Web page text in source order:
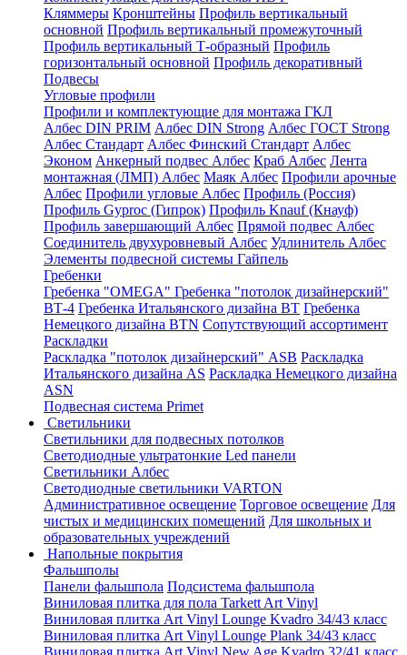
Кляммеры Кронштейны Профиль вертикальный
основной Профиль вертикальный промежуточный
Профиль вертикальный Т-образный Профиль
горизонтальный основной Профиль декоративный
Подвесы
Угловые профили
Профили и комплектующие для монтажа ГКЛ
Албес DIN PRIM Албес DIN Strong Албес ГОСТ Strong
Албес Стандарт Албес Финский Стандарт Албес
Эконом Анкерный подвес Албес Краб Албес Лента
монтажная (ЛМП) Албес Маяк Албес Профили арочные
Албес Профили угловые Албес Профиль (Россия)
Профиль Gyproc (Гипрок) Профиль Knauf (Кнауф)
Профиль завершающий Албес Прямой подвес Албес
Соединитель двухуровневый Албес Удлинитель Албес
Элементы подвесной системы Гайпель
Гребенки
Гребенка "OMEGA" Гребенка "потолок дизайнерский"
ВТ-4 Гребенка Итальянского дизайна BT Гребенка
Немецкого дизайна ВТN Сопутствующий ассортимент
Раскладки
Раскладка "потолок дизайнерский" ASB Раскладка
Итальянского дизайна AS Раскладка Немецкого дизайна
АSN
Подвесная система Primet
Светильники
Светильники для подвесных потолков
Светодиодные ультратонкие Led панели
Светильники Албес
Светодиодные светильники VARTON
Административное освещение Торговое освещение Для
чистых и медицинских помещений Для школьных и
образовательных учреждений
Напольные покрытия
Фальшполы
Панели фальшпола Подсистема фальшпола
Виниловая плитка для пола Tarkett Art Vinyl
Виниловая плитка Art Vinyl Lounge Kvadro 34/43 класс
Виниловая плитка Art Vinyl Lounge Plank 34/43 класс
Виниловая плитка Art Vinyl New Age Kvadro 32/41 класс